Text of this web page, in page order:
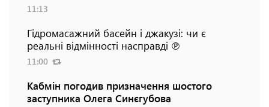
11:13
Гідромасажний басейн і джакузі: чи є
реальні відмінності насправді ℗
11:00
Кабмін погодив призначення шостого
заступника Олега Синєгубова